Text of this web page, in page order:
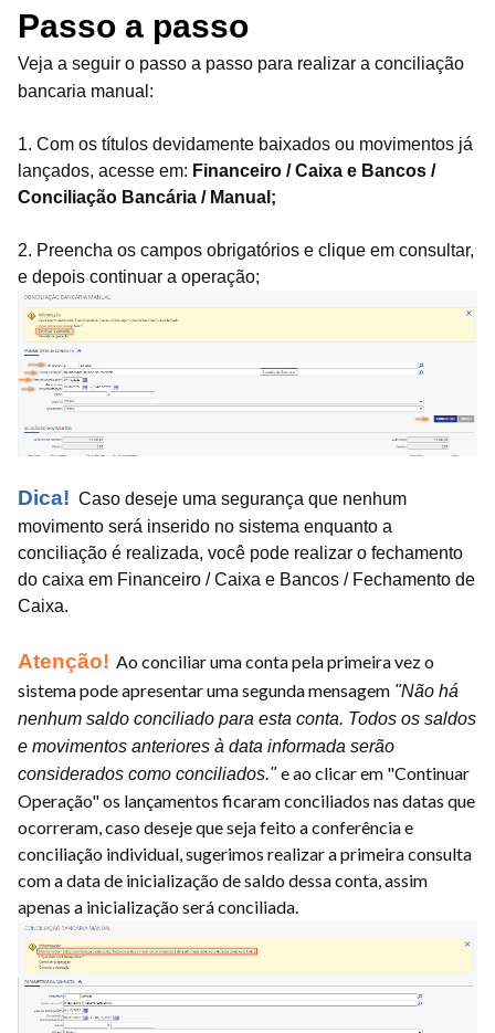
Passo a passo
Veja a seguir o passo a passo para realizar a conciliação
bancaria manual:
1. Com os títulos devidamente baixados ou movimentos já
lançados, acesse em: Financeiro / Caixa e Bancos /
Conciliação Bancária / Manual;
2. Preencha os campos obrigatórios e clique em consultar,
e depois continuar a operação;
Dica! Caso deseje uma segurança que nenhum
movimento será inserido no sistema enquanto a
conciliação é realizada, você pode realizar o fechamento
do caixa em Financeiro / Caixa e Bancos / Fechamento de
Caixa.
Atenção! Ao conciliar uma conta pela primeira vez o
sistema pode apresentar uma segunda mensagem "Não há
nenhum saldo conciliado para esta conta. Todos os saldos
e movimentos anteriores à data informada serão
considerados como conciliados."e ao clicar em "Continuar
Operação" os lançamentos ficaram conciliados nas datas que
ocorreram, caso deseje que seja feito a conferência e
conciliação individual, sugerimos realizar a primeira consulta
com a data de inicialização de saldo dessa conta, assim
apenas a inicialização será conciliada.